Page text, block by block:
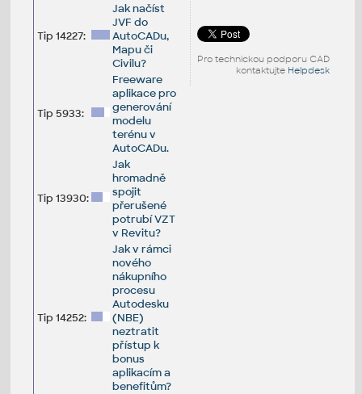
Pro technickou podporu CAD
kontaktujte Helpdesk
Tip 14227:
Jak načíst
JVF do
AutoCADu,
Mapu či
Civilu?
Tip 5933:
Freeware
aplikace pro
generování
modelu
terénu v
AutoCADu.
Tip 13930:
Jak
hromadně
spojit
přerušené
potrubí VZT
v Revitu?
Tip 14252:
Jak v rámci
nového
nákupního
procesu
Autodesku
(NBE)
neztratit
přístup k
bonus
aplikacím a
benefitům?